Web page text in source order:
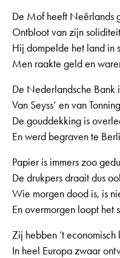
De Mof heeft Neêrlands
Ontbloot van zijn
Hij dompelde het land in
Men raakte geld en
De Nederlandsche Bank
Van Seyss’ en van
De gouddekking is
En werd begraven te
Papier is immers zoo
De drukpers draait dus
Wie morgen dood is, is
En overmorgen loopt het
Zij hebben ’t economisch
In heel Europa zwaar